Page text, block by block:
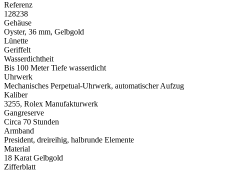
Referenz
128238
Gehäuse
Oyster, 36 mm, Gelbgold
Lünette
Geriffelt
Wasserdichtheit
Bis 100 Meter Tiefe wasserdicht
Uhrwerk
Mechanisches Perpetual-Uhrwerk, automatischer Aufzug
Kaliber
3255, Rolex Manufakturwerk
Gangreserve
Circa 70 Stunden
Armband
President, dreireihig, halbrunde Elemente
Material
18 Karat Gelbgold
Zifferblatt